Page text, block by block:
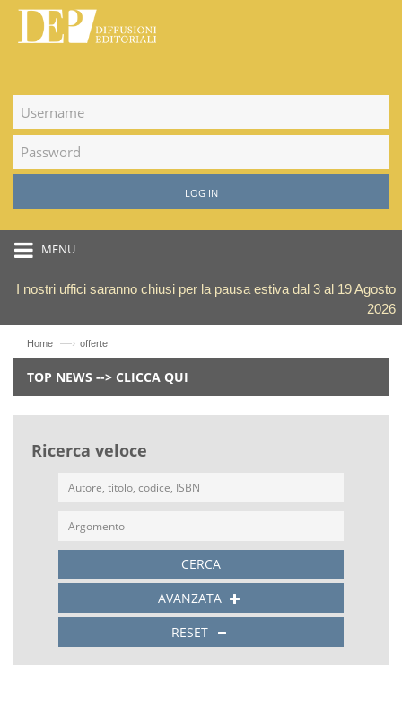
LOG IN
MENU
I nostri uffici saranno chiusi per la pausa estiva dal 3 al 19 Agosto
2026
Home —› offerte
TOP NEWS --> CLICCA QUI
Ricerca veloce
CERCA
AVANZATA
RESET